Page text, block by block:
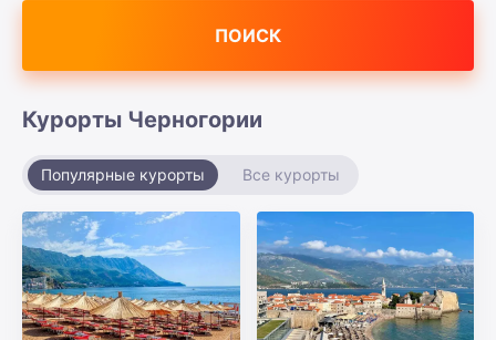
ПОИСК
Курорты Черногории
Популярные курорты Все курорты